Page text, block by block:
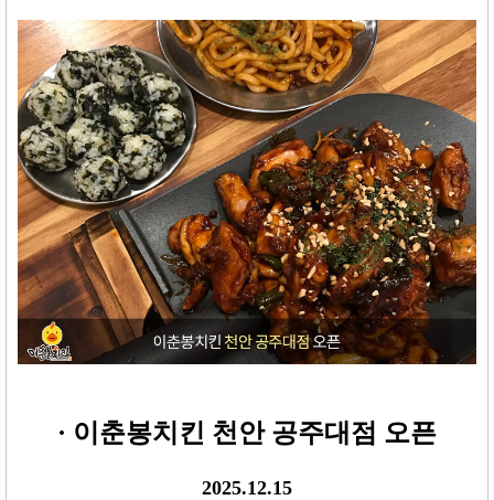
· 이춘봉치킨 천안 공주대점 오픈
2025.12.15